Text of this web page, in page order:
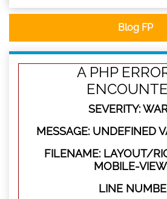
Blog FP
A PHP
SEVERITY:
MESSAGE: UNDEFINED
FILENAME: LAYOUT/
MOBILE-
LINE